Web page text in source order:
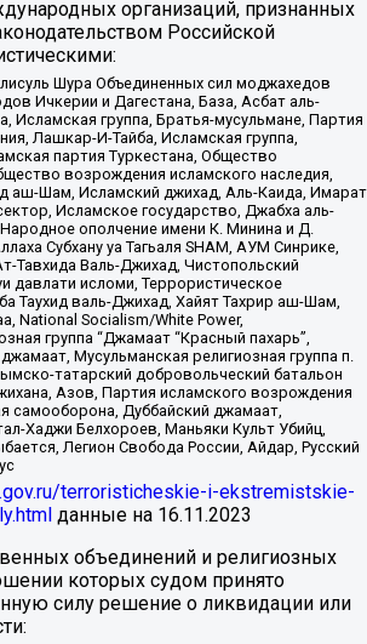
организаций, признанных
Российской
Шура Объединенных сил моджахедов
Ичкерии и Дагестана, База, Асбат аль-
Исламская группа, Братья-мусульмане, Партия
Лашкар-И-Тайба, Исламская группа,
партия Туркестана, Общество
возрождения исламского наследия,
аш-Шам, Исламский джихад, Аль-Каида, Имарат
Исламское государство, Джабха аль-
ополчение имени К. Минина и Д.
Субхану уа Тагьаля SHAM, АУМ Синрике,
Тавхида Валь-Джихад, Чистопольский
давлати исломи, Террористическое
Таухид валь-Джихад, Хайят Тахрир аш-Шам,
National Socialism/White Power,
группа “Джамаат “Красный пахарь”,
Мусульманская религиозная группа п.
татарский добровольческий батальон
Азов, Партия исламского возрождения
самооборона, Дуббайский джамаат,
Хаджи Белхороев, Маньяки Культ Убийц,
Легион Свобода России, Айдар, Русский
terroristicheskie-i-ekstremistskie-
данные на 16.11.2023
объединений и религиозных
которых судом принято
силу решение о ликвидации или